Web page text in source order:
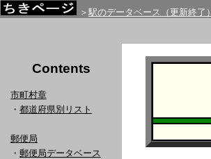
＞ 駅のデータベース（更新終了）
Contents
市町村章
・ 都道府県別リスト
郵便局
・ 郵便局データベース